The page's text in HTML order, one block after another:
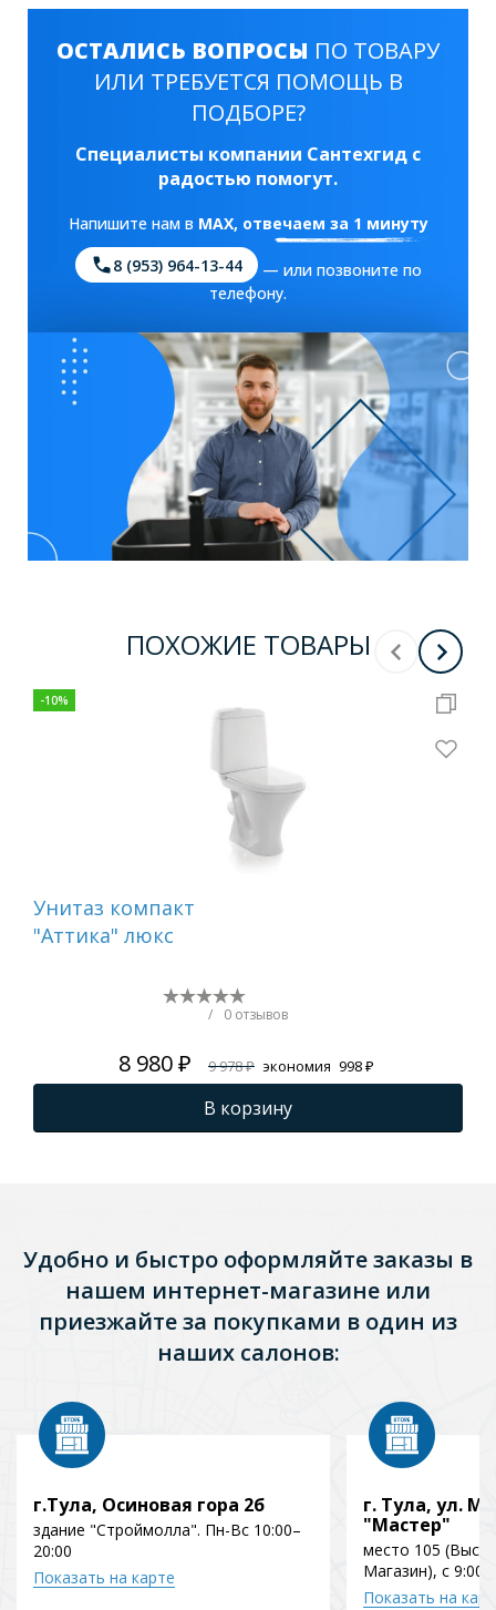
ОСТАЛИСЬ ВОПРОСЫ ПО ТОВАРУ
ИЛИ ТРЕБУЕТСЯ ПОМОЩЬ В
ПОДБОРЕ?
Специалисты компании Сантехгид с
радостью помогут.
Напишите нам в MAX, отвечаем за 1 минуту
8 (953) 964-13-44
— или позвоните по
телефону.
ПОХОЖИЕ ТОВАРЫ
-10%
Унитаз компакт
"Аттика" люкс
/ 0 отзывов
8 980 ₽ 9 978 ₽ экономия 998 ₽
В корзину
Удобно и быстро оформляйте заказы в
нашем интернет-магазине или
приезжайте за покупками в один из
наших салонов:
г.Тула, Осиновая гора 2б
здание "Строймолла". Пн-Вс 10:00–
20:00
Показать на карте
г. Тула, ул.
"Мастер"
место 105
Магазин), с 9:00
Показать на